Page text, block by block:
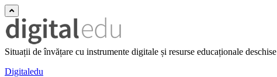
Situații de învățare cu instrumente digitale și resurse educaționale deschise
Digitaledu